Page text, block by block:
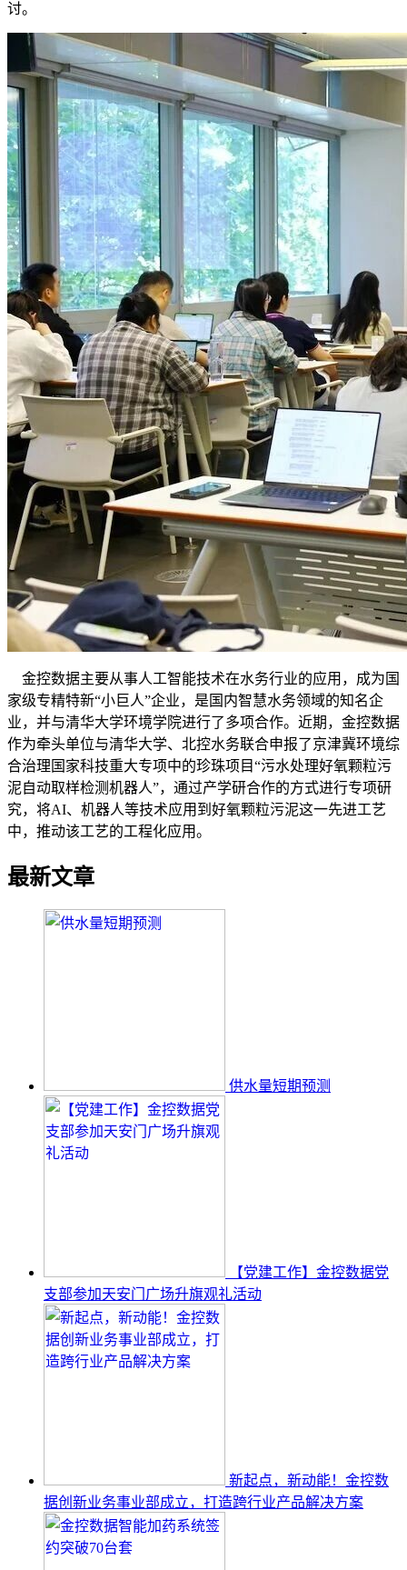
讨。
金控数据主要从事人工智能技术在水务行业的应用，成为国
家级专精特新“小巨人”企业，是国内智慧水务领域的知名企
业，并与清华大学环境学院进行了多项合作。近期，金控数据
作为牵头单位与清华大学、北控水务联合申报了京津冀环境综
合治理国家科技重大专项中的珍珠项目“污水处理好氧颗粒污
泥自动取样检测机器人”，通过产学研合作的方式进行专项研
究，将AI、机器人等技术应用到好氧颗粒污泥这一先进工艺
中，推动该工艺的工程化应用。
最新文章
供水量短期预测
【党建工作】金控数据党
支部参加天安门广场升旗观礼活动
新起点，新动能！金控数
据创新业务事业部成立，打造跨行业产品解决方案